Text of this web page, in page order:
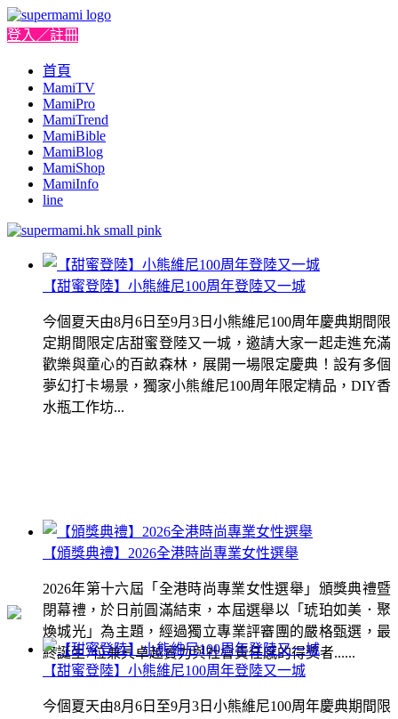
登入／註冊
首頁
MamiTV
MamiPro
MamiTrend
MamiBible
MamiBlog
MamiShop
MamiInfo
line
【甜蜜登陸】小熊維尼100周年登陸又一城
今個夏天由8月6日至9月3日小熊維尼100周年慶典期間限
定期間限定店甜蜜登陸又一城，邀請大家一起走進充滿
歡樂與童心的百畝森林，展開一場限定慶典！設有多個
夢幻打卡場景，獨家小熊維尼100周年限定精品，DIY香
水瓶工作坊...
【頒獎典禮】2026全港時尚專業女性選舉
2026年第十六屆「全港時尚專業女性選舉」頒獎典禮暨
閉幕禮，於日前圓滿結束，本屆選舉以「琥珀如美．聚
煥城光」為主題，經過獨立專業評審團的嚴格甄選，最
終誕生7位兼具卓越實力與社會責任感的得獎者......
【甜蜜登陸】小熊維尼100周年登陸又一城
今個夏天由8月6日至9月3日小熊維尼100周年慶典期間限